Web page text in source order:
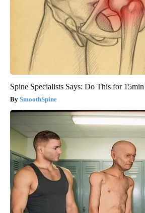
Spine Specialists Says: Do This for
SmoothSpine